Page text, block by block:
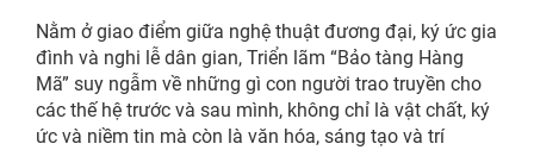
Nằm ở giao điểm giữa nghệ thuật đương đại, ký ức gia
đình và nghi lễ dân gian, Triển lãm “Bảo tàng Hàng
Mã” suy ngẫm về những gì con người trao truyền cho
các thế hệ trước và sau mình, không chỉ là vật chất, ký
ức và niềm tin mà còn là văn hóa, sáng tạo và trí